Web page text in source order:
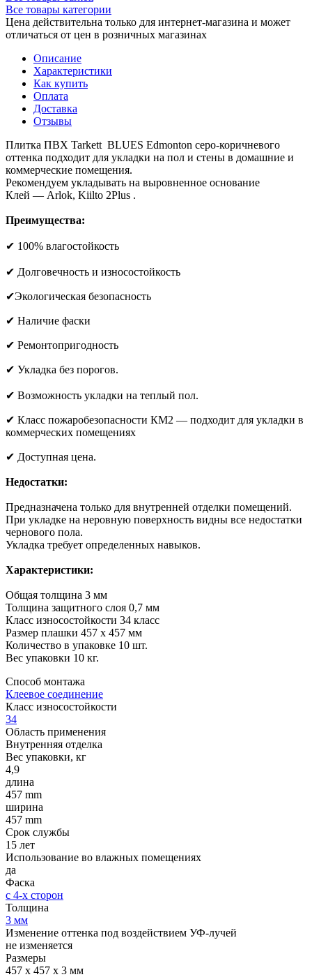
Все товары категории
Цена действительна только для интернет-магазина и может
отличаться от цен в розничных магазинах
Описание
Характеристики
Как купить
Оплата
Доставка
Отзывы
Плитка ПВХ Tarkett BLUES Edmonton серо-коричневого
оттенка подходит для укладки на пол и стены в домашние и
коммерческие помещения.
Рекомендуем укладывать на выровненное основание
Клей — Arlok, Kiilto 2Plus .
Преимущества:
✔ 100% влагостойкость
✔ Долговечность и износостойкость
✔Экологическая безопасность
✔ Наличие фаски
✔ Ремонтопригодность
✔ Укладка без порогов.
✔ Возможность укладки на теплый пол.
✔ Класс пожаробезопасности КМ2 — подходит для укладки в
коммерческих помещениях
✔ Доступная цена.
Недостатки:
Предназначена только для внутренней отделки помещений.
При укладке на неровную поверхность видны все недостатки
чернового пола.
Укладка требует определенных навыков.
Характеристики:
Общая толщина 3 мм
Толщина защитного слоя 0,7 мм
Класс износостойкости 34 класс
Размер плашки 457 х 457 мм
Количество в упаковке 10 шт.
Вес упаковки 10 кг.
Способ монтажа
Клеевое соединение
Класс износостойкости
34
Область применения
Внутренняя отделка
Вес упаковки, кг
4,9
длина
457 mm
ширина
457 mm
Срок службы
15 лет
Использование во влажных помещениях
да
Фаска
с 4-х сторон
Толщина
3 мм
Изменение оттенка под воздействием УФ-лучей
не изменяется
Размеры
457 х 457 х 3 мм